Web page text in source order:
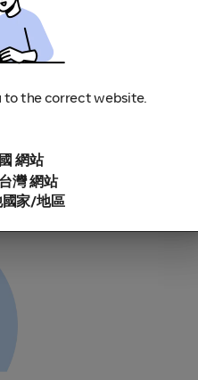
的現金回饋。部分範例包括
to the correct website.
網站
灣 網站
家/地區